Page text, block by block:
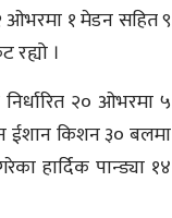
ओभरमा १ मेडन सहित ९
रह्यो ।
२० ओभरमा ५
ईशान किशन ३० बलमा
हार्दिक पान्ड्या १४